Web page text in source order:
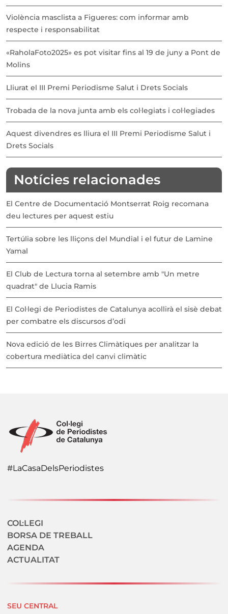
Violència masclista a Figueres: com informar amb
respecte i responsabilitat
«RaholaFoto2025» es pot visitar fins al 19 de juny a Pont de
Molins
Lliurat el III Premi Periodisme Salut i Drets Socials
Trobada de la nova junta amb els col·legiats i col·legiades
Aquest divendres es lliura el III Premi Periodisme Salut i
Drets Socials
Notícies relacionades
El Centre de Documentació Montserrat Roig recomana
deu lectures per aquest estiu
Tertúlia sobre les lliçons del Mundial i el futur de Lamine
Yamal
El Club de Lectura torna al setembre amb "Un metre
quadrat" de Llucia Ramis
El Col·legi de Periodistes de Catalunya acollirà el sisè debat
per combatre els discursos d’odi
Nova edició de les Birres Climàtiques per analitzar la
cobertura mediàtica del canvi climàtic
#LaCasaDelsPeriodistes
Navegació secundaria
COL·LEGI
BORSA DE TREBALL
AGENDA
ACTUALITAT
SEU CENTRAL